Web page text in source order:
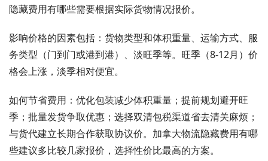
隐藏费用有哪些需要根据实际货物情况报价。
影响价格的因素包括：货物类型和体积重量、运输方式、服
务类型（门到门或港到港）、淡旺季等。旺季（8-12月）价
格会上涨，淡季相对便宜。
如何节省费用：优化包装减少体积重量；提前规划避开旺
季；批量发货争取优惠；选择双清包税渠道省去清关麻烦；
与货代建立长期合作获取协议价。加拿大物流隐藏费用有哪
些建议多比较几家报价，选择性价比最高的方案。